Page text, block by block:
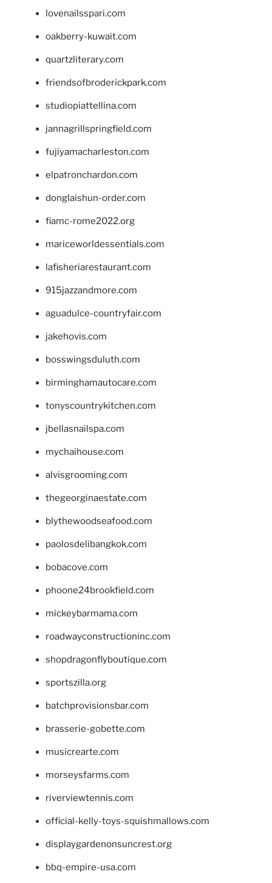
lovenailsspari.com
oakberry-kuwait.com
quartzliterary.com
friendsofbroderickpark.com
studiopiattellina.com
jannagrillspringfield.com
fujiyamacharleston.com
elpatronchardon.com
donglaishun-order.com
fiamc-rome2022.org
mariceworldessentials.com
lafisheriarestaurant.com
915jazzandmore.com
aguadulce-countryfair.com
jakehovis.com
bosswingsduluth.com
birminghamautocare.com
tonyscountrykitchen.com
jbellasnailspa.com
mychaihouse.com
alvisgrooming.com
thegeorginaestate.com
blythewoodseafood.com
paolosdelibangkok.com
bobacove.com
phoone24brookfield.com
mickeybarmama.com
roadwayconstructioninc.com
shopdragonflyboutique.com
sportszilla.org
batchprovisionsbar.com
brasserie-gobette.com
musicrearte.com
morseysfarms.com
riverviewtennis.com
official-kelly-toys-squishmallows.com
displaygardenonsuncrest.org
bbq-empire-usa.com